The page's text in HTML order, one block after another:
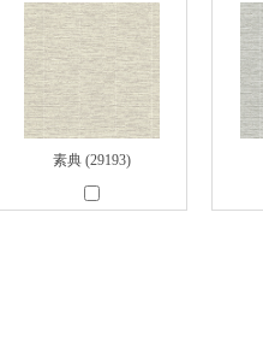
素典 (29193)